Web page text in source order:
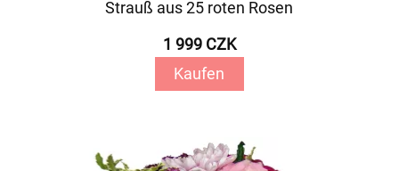
Strauß aus 25 roten Rosen
1 999 CZK
Kaufen